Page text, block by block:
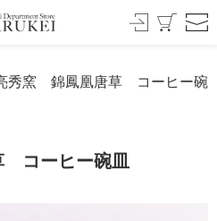
秀窯 錦鳳凰唐草 コーヒー碗
コーヒー碗皿